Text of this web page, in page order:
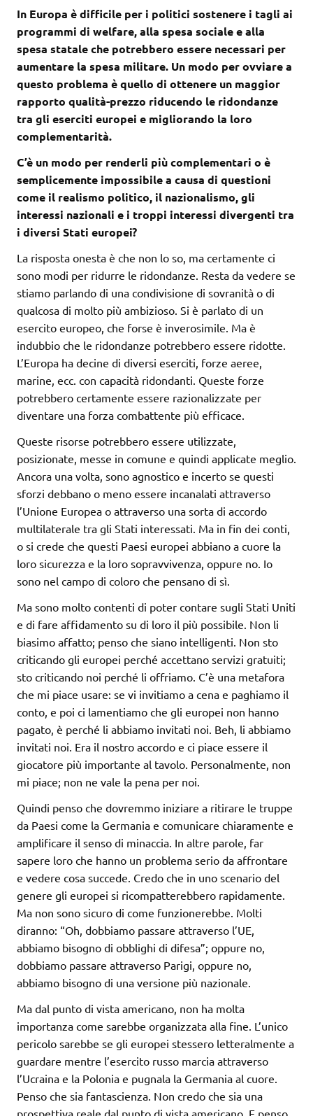
In Europa è difficile per i politici sostenere i tagli ai
programmi di welfare, alla spesa sociale e alla
spesa statale che potrebbero essere necessari per
aumentare la spesa militare. Un modo per ovviare a
questo problema è quello di ottenere un maggior
rapporto qualità-prezzo riducendo le ridondanze
tra gli eserciti europei e migliorando la loro
complementarità.
C’è un modo per renderli più complementari o è
semplicemente impossibile a causa di questioni
come il realismo politico, il nazionalismo, gli
interessi nazionali e i troppi interessi divergenti tra
i diversi Stati europei?
La risposta onesta è che non lo so, ma certamente ci
sono modi per ridurre le ridondanze. Resta da vedere se
stiamo parlando di una condivisione di sovranità o di
qualcosa di molto più ambizioso. Si è parlato di un
esercito europeo, che forse è inverosimile. Ma è
indubbio che le ridondanze potrebbero essere ridotte.
L’Europa ha decine di diversi eserciti, forze aeree,
marine, ecc. con capacità ridondanti. Queste forze
potrebbero certamente essere razionalizzate per
diventare una forza combattente più efficace.
Queste risorse potrebbero essere utilizzate,
posizionate, messe in comune e quindi applicate meglio.
Ancora una volta, sono agnostico e incerto se questi
sforzi debbano o meno essere incanalati attraverso
l’Unione Europea o attraverso una sorta di accordo
multilaterale tra gli Stati interessati. Ma in fin dei conti,
o si crede che questi Paesi europei abbiano a cuore la
loro sicurezza e la loro sopravvivenza, oppure no. Io
sono nel campo di coloro che pensano di sì.
Ma sono molto contenti di poter contare sugli Stati Uniti
e di fare affidamento su di loro il più possibile. Non li
biasimo affatto; penso che siano intelligenti. Non sto
criticando gli europei perché accettano servizi gratuiti;
sto criticando noi perché li offriamo. C’è una metafora
che mi piace usare: se vi invitiamo a cena e paghiamo il
conto, e poi ci lamentiamo che gli europei non hanno
pagato, è perché li abbiamo invitati noi. Beh, li abbiamo
invitati noi. Era il nostro accordo e ci piace essere il
giocatore più importante al tavolo. Personalmente, non
mi piace; non ne vale la pena per noi.
Quindi penso che dovremmo iniziare a ritirare le truppe
da Paesi come la Germania e comunicare chiaramente e
amplificare il senso di minaccia. In altre parole, far
sapere loro che hanno un problema serio da affrontare
e vedere cosa succede. Credo che in uno scenario del
genere gli europei si ricompatterebbero rapidamente.
Ma non sono sicuro di come funzionerebbe. Molti
diranno: “Oh, dobbiamo passare attraverso l’UE,
abbiamo bisogno di obblighi di difesa”; oppure no,
dobbiamo passare attraverso Parigi, oppure no,
abbiamo bisogno di una versione più nazionale.
Ma dal punto di vista americano, non ha molta
importanza come sarebbe organizzata alla fine. L’unico
pericolo sarebbe se gli europei stessero letteralmente a
guardare mentre l’esercito russo marcia attraverso
l’Ucraina e la Polonia e pugnala la Germania al cuore.
Penso che sia fantascienza. Non credo che sia una